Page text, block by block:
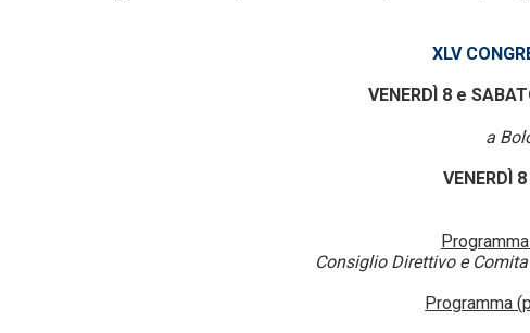
XLV
VENERDÌ 8 e
a
VENERDÌ
Programma
Consiglio Direttivo e
Programma